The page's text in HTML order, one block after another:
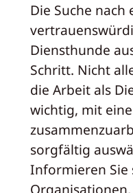
Die Suche nach
Diensthunde
Schritt. Nicht
die Arbeit als
wichtig, mit
sorgfältig
Informieren Sie